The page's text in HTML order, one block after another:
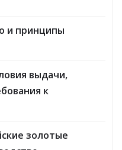
и принципы
выдачи,
к
золотые